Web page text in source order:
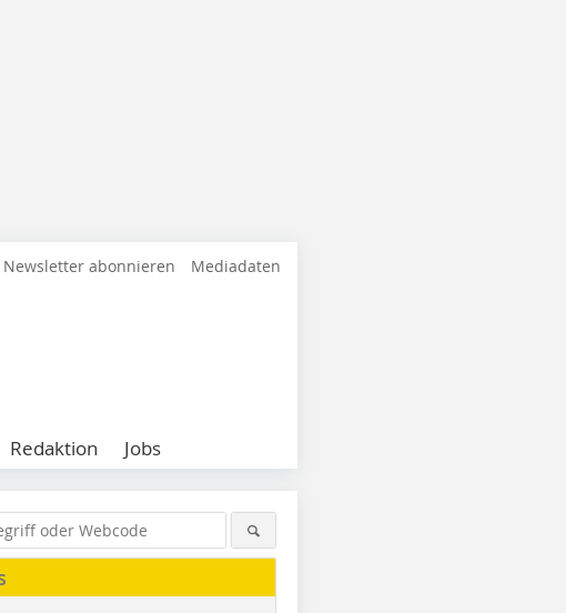
Newsletter abonnieren Mediadaten
Redaktion Jobs